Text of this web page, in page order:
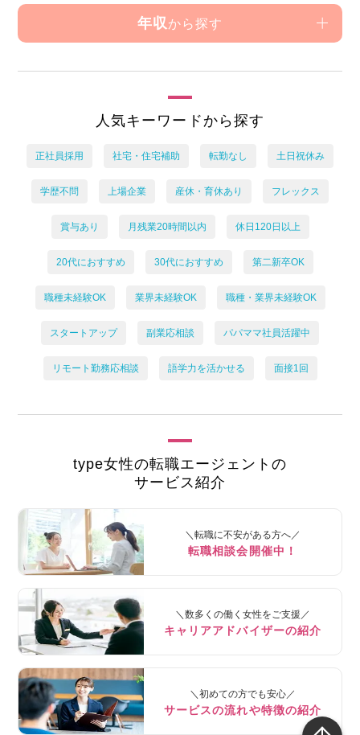
年収 から探す
人気キーワードから探す
正社員採用 社宅・住宅補助 転勤なし 土日祝休み
学歴不問 上場企業 産休・育休あり フレックス
賞与あり 月残業20時間以内 休日120日以上
20代におすすめ 30代におすすめ 第二新卒OK
職種未経験OK 業界未経験OK 職種・業界未経験OK
スタートアップ 副業応相談 パパママ社員活躍中
リモート勤務応相談 語学力を活かせる 面接1回
type女性の転職エージェントの
サービス紹介
＼転職に不安がある方へ／
転職相談会開催中！
＼数多くの働く女性をご支援／
キャリアアドバイザーの紹介
＼初めての方でも安心／
サービスの流れや特徴の紹介